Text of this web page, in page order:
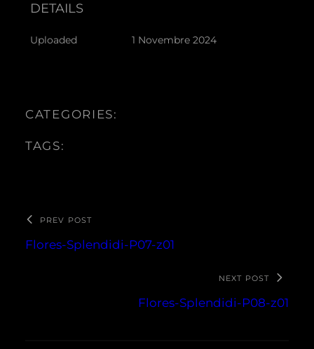
DETAILS
Uploaded 1 Novembre 2024
CATEGORIES:
TAGS:
PREV POST
Flores-Splendidi-P07-z01
NEXT POST
Flores-Splendidi-P08-z01